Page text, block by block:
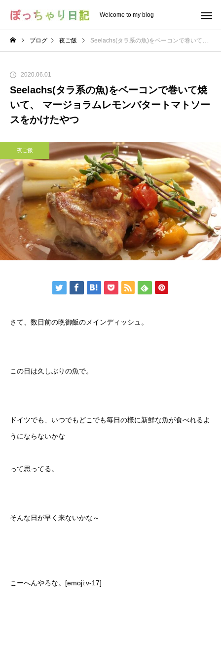
Welcome to my blog
ブログ 夜ご飯 Seelachs(タラ系の魚)をベーコンで巻いて焼いて、 マージョラムレモンバタートマトソースをかけたやつ
2020.06.01
Seelachs(タラ系の魚)をベーコンで巻いて焼
いて、 マージョラムレモンバタートマトソー
スをかけたやつ
夜ご飯
さて、数日前の晩御飯のメインディッシュ。
この日は久しぶりの魚で。
ドイツでも、いつでもどこでも毎日の様に新鮮な魚が食べれるよ
うにならないかな
って思ってる。
そんな日が早く来ないかな～
こーへんやろな。[emoji:v-17]